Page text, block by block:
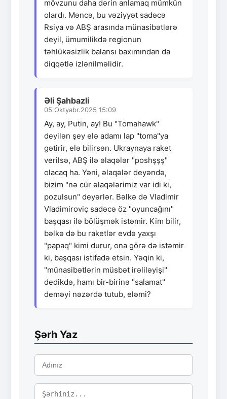
mövzunu daha dərin anlamaq mümkün
olardı. Məncə, bu vəziyyət sadəcə
Rsiya və ABŞ arasında münasibətlərə
deyil, ümumilikdə regionun
təhlükəsizlik balansı baxımından da
diqqətlə izlənilməlidir.
Əli Şahbazli
05.Oktyabr.2025 15:09
Ay, ay, Putin, ay! Bu "Tomahawk"
deyilən şey elə adamı lap "toma"ya
gətirir, elə bilirsən. Ukraynaya raket
verilsə, ABŞ ilə əlaqələr "poshşşş"
olacaq ha. Yəni, əlaqələr deyəndə,
bizim "nə cür əlaqələrimiz var idi ki,
pozulsun" deyərlər. Bəlkə də Vladimir
Vladimiroviç sadəcə öz "oyuncağını"
başqası ilə bölüşmək istəmir. Kim bilir,
bəlkə də bu raketlər evdə yaxşı
"papaq" kimi durur, ona görə də istəmir
ki, başqası istifadə etsin. Yəqin ki,
"münasibətlərin müsbət irəliləyişi"
dedikdə, hamı bir-birinə "salamat"
deməyi nəzərdə tutub, eləmi?
Şərh Yaz